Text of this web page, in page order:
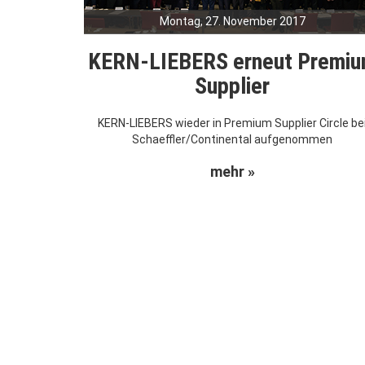
Montag, 27. November 2017
KERN-LIEBERS erneut
Supplier
KERN-LIEBERS wieder in Premium Supplier Circle
Schaeffler/Continental aufgenommen
mehr »